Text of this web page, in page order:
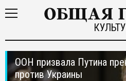
ООН призвала Путина
против Украины